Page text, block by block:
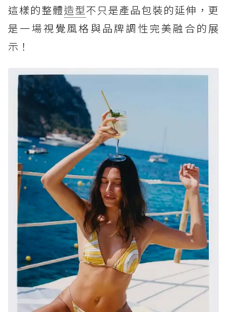
這樣的整體造型不只是產品包裝的延伸，更
是一場視覺風格與品牌調性完美融合的展
示！